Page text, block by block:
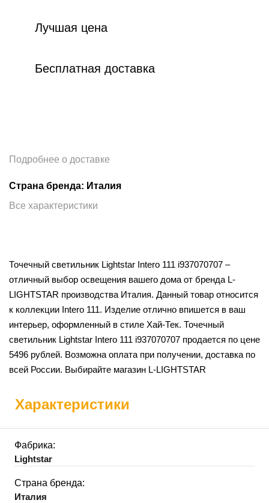
Лучшая цена
Бесплатная доставка
Подробнее о доставке
Страна бренда: Италия
Все характеристики
Точечный светильник Lightstar Intero 111 i937070707 –
отличный выбор освещения вашего дома от бренда L-
LIGHTSTAR производства Италия. Данный товар относится
к коллекции Intero 111. Изделие отлично впишется в ваш
интерьер, оформленный в стиле Хай-Тек. Точечный
светильник Lightstar Intero 111 i937070707 продается по цене
5496 рублей. Возможна оплата при получении, доставка по
всей России. Выбирайте магазин L-LIGHTSTAR
Характеристики
Фабрика:
Lightstar
Страна бренда:
Италия